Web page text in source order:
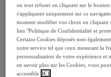
Reprise possible de votre
voir les conditions.
Vendu parBOULANGER
ou tout refuser en cliquant sur le
s'appliquent uniquement sur ce
moment modifier vos choix en cliquant
lien "Politique de Confidentialité et
Certains Cookies déposés sont
notre service tel que ceux mesurant la
personnalisation de votre expérience et
en savoir plus sur les Cookies, vous
accessible ICI